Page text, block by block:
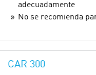
adecuadamente
No se recomienda
CAR 300